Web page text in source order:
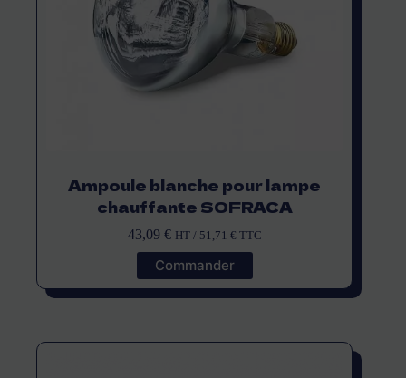
Ampoule blanche pour lampe
chauffante SOFRACA
43,09 € HT / 51,71 € TTC
Commander